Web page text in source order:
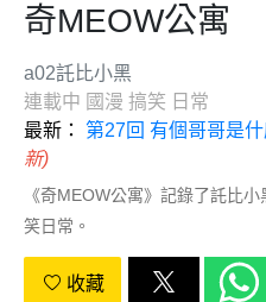
奇MEOW公寓
a02託比小黑
連載中 國漫 搞笑 日常
最新： 第27回 有個哥哥是
新)
《奇MEOW公寓》記錄了託比
笑日常。
收藏